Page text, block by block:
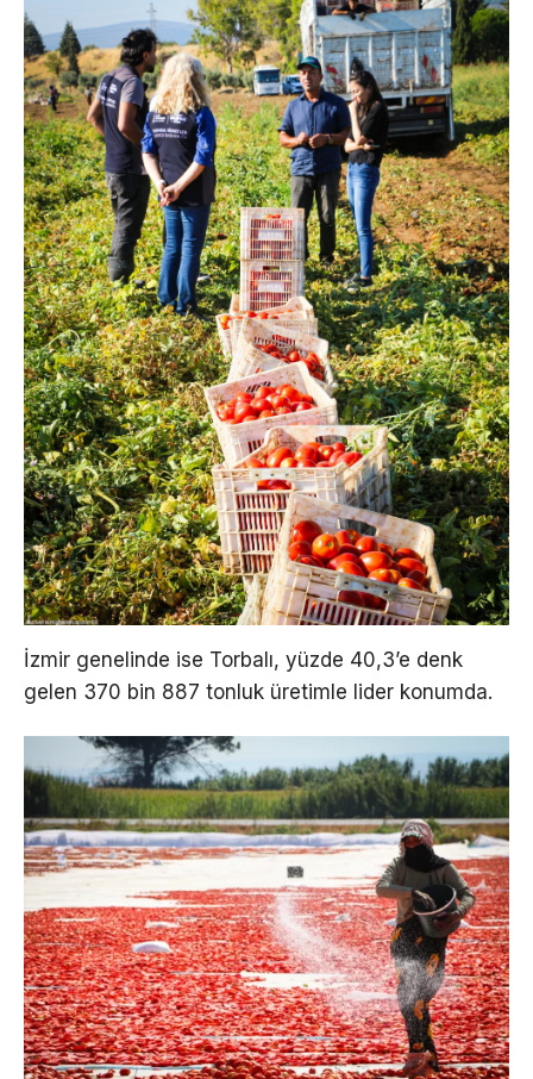
İzmir genelinde ise Torbalı, yüzde 40,3’e denk
gelen 370 bin 887 tonluk üretimle lider konumda.